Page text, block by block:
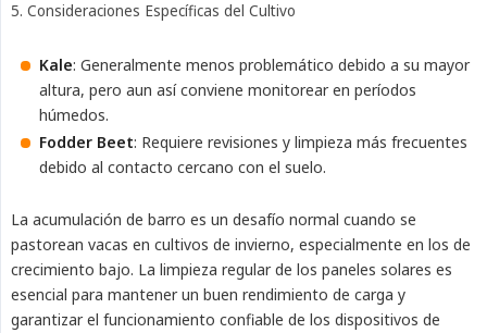
5. Consideraciones Específicas del Cultivo
Kale: Generalmente menos problemático debido a su mayor
altura, pero aun así conviene monitorear en períodos
húmedos.
Fodder Beet: Requiere revisiones y limpieza más frecuentes
debido al contacto cercano con el suelo.
La acumulación de barro es un desafío normal cuando se
pastorean vacas en cultivos de invierno, especialmente en los de
crecimiento bajo. La limpieza regular de los paneles solares es
esencial para mantener un buen rendimiento de carga y
garantizar el funcionamiento confiable de los dispositivos de